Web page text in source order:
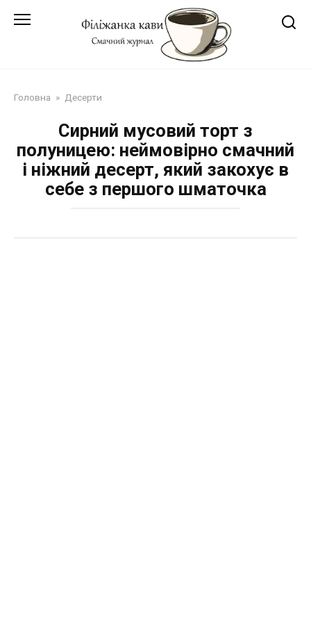
Головна » Десерти
Сирний мусовий торт з
полуницею: неймовірно смачний
і ніжний десерт, який закохує в
себе з першого шматочка